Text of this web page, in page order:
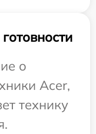
о
Acer,
технику